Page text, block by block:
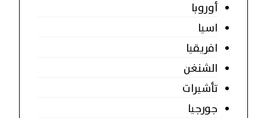
أوروبا
اسيا
افريقيا
الشنغن
تأشيرات
جورجيا